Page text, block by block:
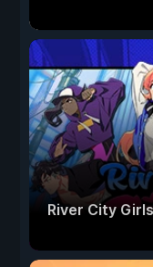
River City